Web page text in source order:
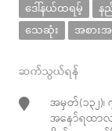
ဒေါ်နယ်ထရမ့်
န
သေဆုံး
အစားအ
ဆက်သွယ်ရန်
အမှတ်(၁၃၂)၊
အနော်ရထာ